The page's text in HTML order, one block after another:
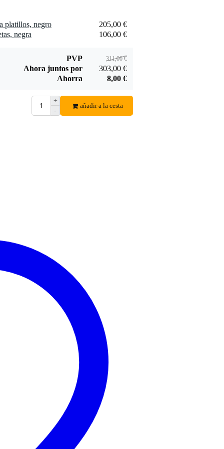
para platillos,
negro
205,00 €
Añadir al pedido
platillos, negro
205,00 €
negra
106,00 €
PVP 311,00 €
Ahora juntos por
303,00 €
Ahorra
8,00 €
+
-
añadir a la cesta